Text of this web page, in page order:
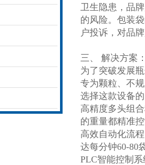
卫生隐患，品
的风险。包装
户投诉，对品
三、 解决方案
为了突破发展
专为颗粒、不
选择这款设备
高精度多头组
的重量都精准
高效自动化流
达每分钟60-80
PLC智能控制